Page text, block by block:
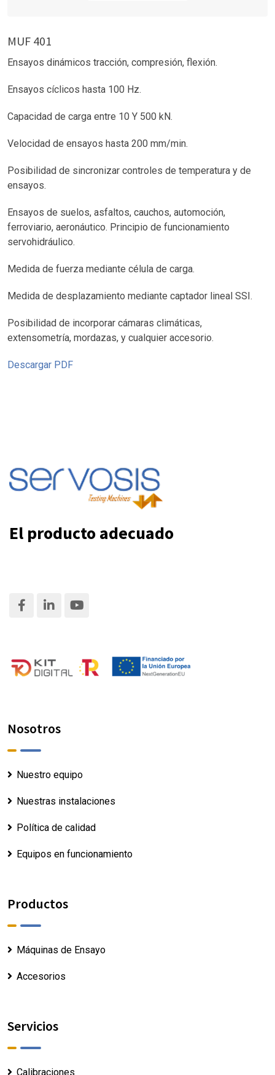
MUF 401
Ensayos dinámicos tracción, compresión, flexión.
Ensayos cíclicos hasta 100 Hz.
Capacidad de carga entre 10 Y 500 kN.
Velocidad de ensayos hasta 200 mm/min.
Posibilidad de sincronizar controles de temperatura y de
ensayos.
Ensayos de suelos, asfaltos, cauchos, automoción,
ferroviario, aeronáutico. Principio de funcionamiento
servohidráulico.
Medida de fuerza mediante célula de carga.
Medida de desplazamiento mediante captador lineal SSI.
Posibilidad de incorporar cámaras climáticas,
extensometría, mordazas, y cualquier accesorio.
Descargar PDF
El producto adecuado
Nosotros
Nuestro equipo
Nuestras instalaciones
Política de calidad
Equipos en funcionamiento
Productos
Máquinas de Ensayo
Accesorios
Servicios
Calibraciones